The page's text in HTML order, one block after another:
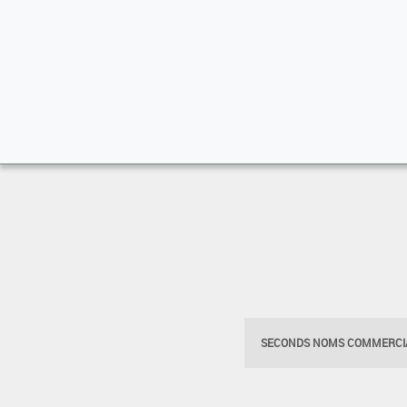
SECONDS NOMS